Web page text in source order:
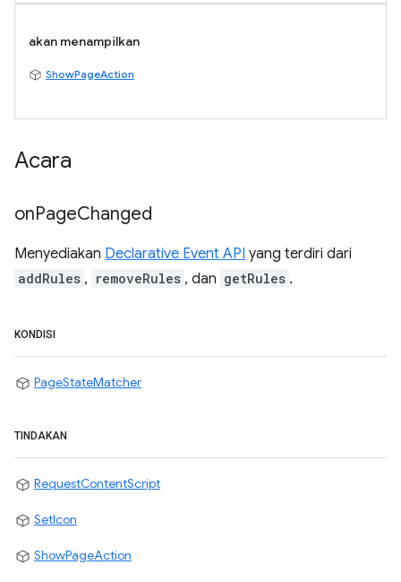
akan menampilkan
ShowPageAction
Acara
onPageChanged
Menyediakan Declarative Event API yang terdiri dari
addRules , removeRules , dan getRules .
KONDISI
PageStateMatcher
TINDAKAN
RequestContentScript
SetIcon
ShowPageAction